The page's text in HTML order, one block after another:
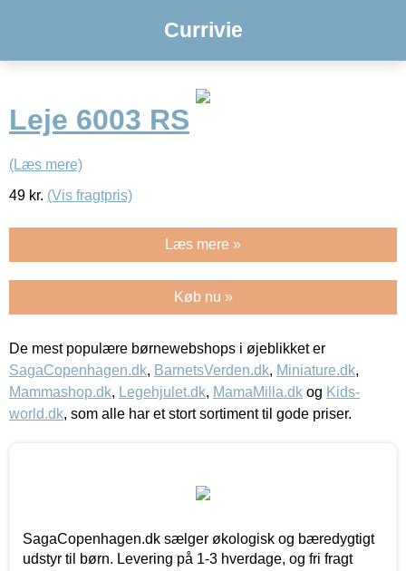
Currivie
Leje 6003 RS
(Læs mere)
49 kr. (Vis fragtpris)
Læs mere »
Køb nu »
De mest populære børnewebshops i øjeblikket er
SagaCopenhagen.dk, BarnetsVerden.dk, Miniature.dk,
Mammashop.dk, Legehjulet.dk, MamaMilla.dk og Kids-
world.dk, som alle har et stort sortiment til gode priser.
SagaCopenhagen.dk sælger økologisk og bæredygtigt
udstyr til børn. Levering på 1-3 hverdage, og fri fragt